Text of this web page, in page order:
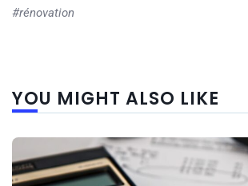
#rénovation
YOU MIGHT ALSO LIKE